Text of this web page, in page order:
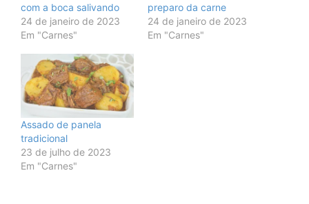
com a boca salivando
24 de janeiro de 2023
Em "Carnes"
preparo da carne
24 de janeiro de 2023
Em "Carnes"
Assado de panela
tradicional
23 de julho de 2023
Em "Carnes"